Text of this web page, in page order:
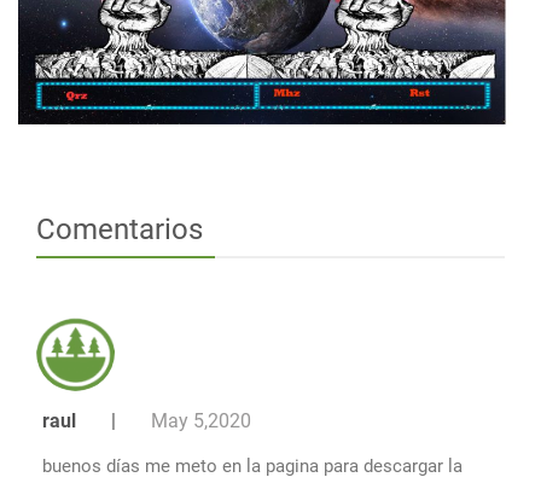
Comentarios
raul | May 5,2020
buenos días me meto en la pagina para descargar la